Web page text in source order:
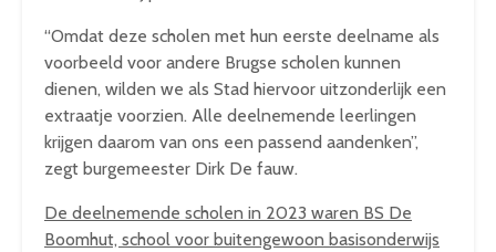
“Omdat deze scholen met hun eerste deelname als
voorbeeld voor andere Brugse scholen kunnen
dienen, wilden we als Stad hiervoor uitzonderlijk een
extraatje voorzien. Alle deelnemende leerlingen
krijgen daarom van ons een passend aandenken”,
zegt burgemeester Dirk De fauw.
De deelnemende scholen in 2023 waren BS De
Boomhut, school voor buitengewoon basisonderwijs